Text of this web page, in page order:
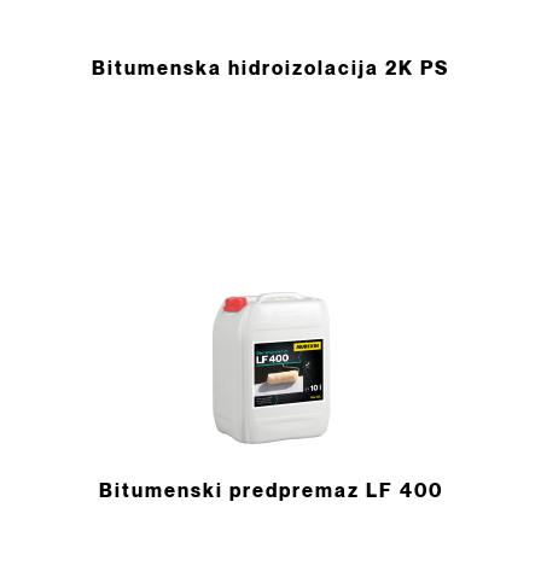
Bitumenska hidroizolacija 2K PS
Bitumenski predpremaz LF 400